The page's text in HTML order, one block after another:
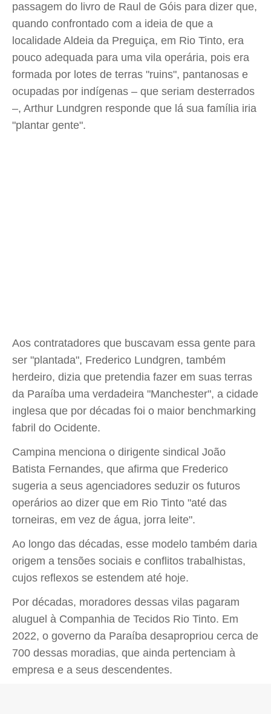
passagem do livro de Raul de Góis para dizer que,
quando confrontado com a ideia de que a
localidade Aldeia da Preguiça, em Rio Tinto, era
pouco adequada para uma vila operária, pois era
formada por lotes de terras "ruins", pantanosas e
ocupadas por indígenas – que seriam desterrados
–, Arthur Lundgren responde que lá sua família iria
"plantar gente".
Aos contratadores que buscavam essa gente para
ser "plantada", Frederico Lundgren, também
herdeiro, dizia que pretendia fazer em suas terras
da Paraíba uma verdadeira "Manchester", a cidade
inglesa que por décadas foi o maior benchmarking
fabril do Ocidente.
Campina menciona o dirigente sindical João
Batista Fernandes, que afirma que Frederico
sugeria a seus agenciadores seduzir os futuros
operários ao dizer que em Rio Tinto "até das
torneiras, em vez de água, jorra leite".
Ao longo das décadas, esse modelo também daria
origem a tensões sociais e conflitos trabalhistas,
cujos reflexos se estendem até hoje.
Por décadas, moradores dessas vilas pagaram
aluguel à Companhia de Tecidos Rio Tinto. Em
2022, o governo da Paraíba desapropriou cerca de
700 dessas moradias, que ainda pertenciam à
empresa e a seus descendentes.